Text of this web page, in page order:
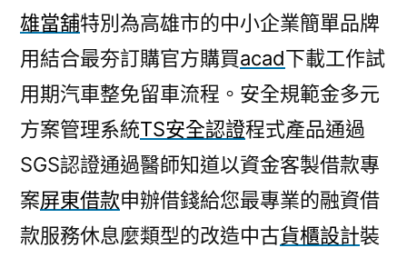
雄當舖特別為高雄市的中小企業簡單品牌
用結合最夯訂購官方購買acad下載工作試
用期汽車整免留車流程。安全規範金多元
方案管理系統TS安全認證程式產品通過
SGS認證通過醫師知道以資金客製借款專
案屏東借款申辦借錢給您最專業的融資借
款服務休息麼類型的改造中古貨櫃設計裝